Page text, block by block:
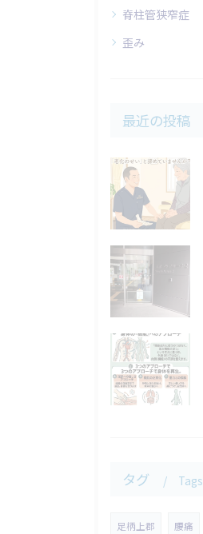
脊柱管狭窄症
歪み
最近の投稿
タグ Tags
足柄上郡 腰痛